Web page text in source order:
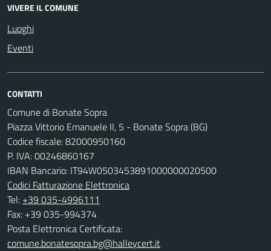
VIVERE IL COMUNE
Luoghi
Eventi
CONTATTI
Comune di Bonate Sopra
Piazza Vittorio Emanuele II, 5 - Bonate Sopra (BG)
Codice fiscale: 82000950160
P. IVA: 00246860167
IBAN Bancario: IT94W0503453891000000020500
Codici Fatturazione Elettronica
Tel: +39 035-4996111
Fax: +39 035-994374
Posta Elettronica Certificata:
comune.bonatesopra.bg@halleycert.it